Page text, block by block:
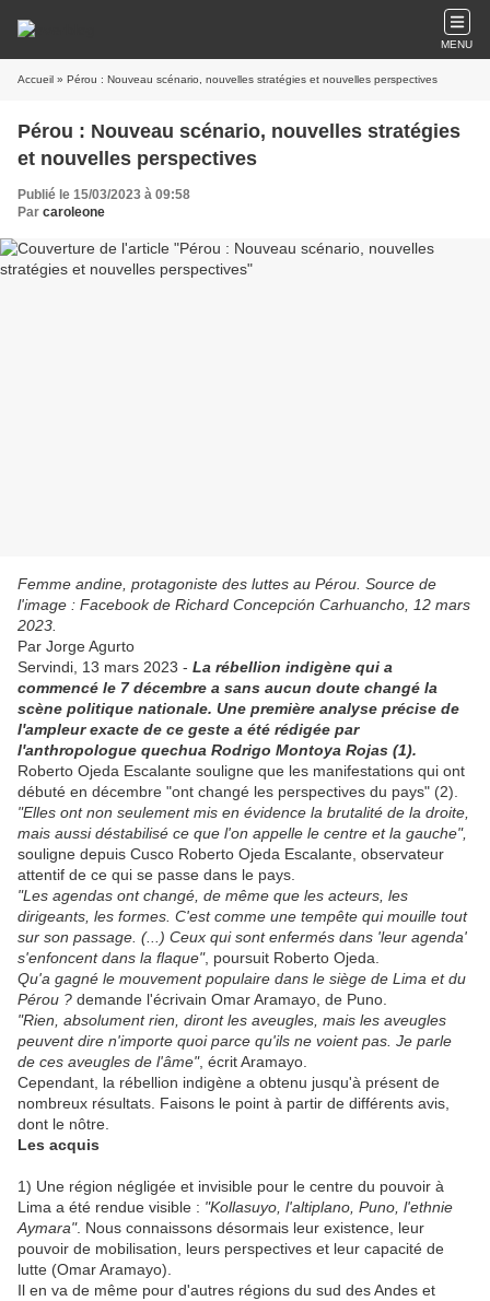
MENU
Accueil » Pérou : Nouveau scénario, nouvelles stratégies et nouvelles perspectives
Pérou : Nouveau scénario, nouvelles stratégies
et nouvelles perspectives
Publié le 15/03/2023 à 09:58
Par caroleone
Femme andine, protagoniste des luttes au Pérou. Source de
l'image : Facebook de Richard Concepción Carhuancho, 12 mars
2023.
Par Jorge Agurto
Servindi, 13 mars 2023 - La rébellion indigène qui a
commencé le 7 décembre a sans aucun doute changé la
scène politique nationale. Une première analyse précise de
l'ampleur exacte de ce geste a été rédigée par
l'anthropologue quechua Rodrigo Montoya Rojas (1).
Roberto Ojeda Escalante souligne que les manifestations qui ont
débuté en décembre "ont changé les perspectives du pays" (2).
"Elles ont non seulement mis en évidence la brutalité de la droite,
mais aussi déstabilisé ce que l'on appelle le centre et la gauche",
souligne depuis Cusco Roberto Ojeda Escalante, observateur
attentif de ce qui se passe dans le pays.
"Les agendas ont changé, de même que les acteurs, les
dirigeants, les formes. C'est comme une tempête qui mouille tout
sur son passage. (...) Ceux qui sont enfermés dans 'leur agenda'
s'enfoncent dans la flaque", poursuit Roberto Ojeda.
Qu'a gagné le mouvement populaire dans le siège de Lima et du
Pérou ? demande l'écrivain Omar Aramayo, de Puno.
"Rien, absolument rien, diront les aveugles, mais les aveugles
peuvent dire n'importe quoi parce qu'ils ne voient pas. Je parle
de ces aveugles de l'âme", écrit Aramayo.
Cependant, la rébellion indigène a obtenu jusqu'à présent de
nombreux résultats. Faisons le point à partir de différents avis,
dont le nôtre.
Les acquis
1) Une région négligée et invisible pour le centre du pouvoir à
Lima a été rendue visible : "Kollasuyo, l'altiplano, Puno, l'ethnie
Aymara". Nous connaissons désormais leur existence, leur
pouvoir de mobilisation, leurs perspectives et leur capacité de
lutte (Omar Aramayo).
Il en va de même pour d'autres régions du sud des Andes et